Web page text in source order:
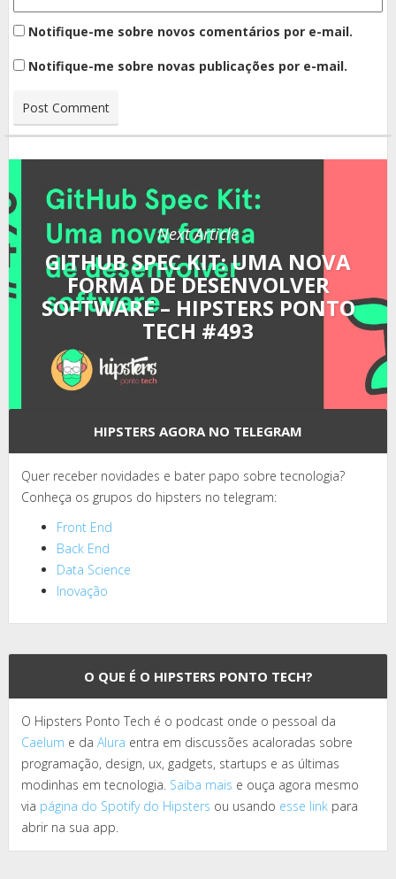
Notifique-me sobre novos comentários por e-mail.
Notifique-me sobre novas publicações por e-mail.
Next Article
GITHUB SPEC KIT: UMA NOVA
FORMA DE DESENVOLVER
SOFTWARE – HIPSTERS PONTO
TECH #493
HIPSTERS AGORA NO TELEGRAM
Quer receber novidades e bater papo sobre tecnologia?
Conheça os grupos do hipsters no telegram:
Front End
Back End
Data Science
Inovação
O QUE É O HIPSTERS PONTO TECH?
O Hipsters Ponto Tech é o podcast onde o pessoal da
Caelum e da Alura entra em discussões acaloradas sobre
programação, design, ux, gadgets, startups e as últimas
modinhas em tecnologia. Saiba mais e ouça agora mesmo
via página do Spotify do Hipsters ou usando esse link para
abrir na sua app.